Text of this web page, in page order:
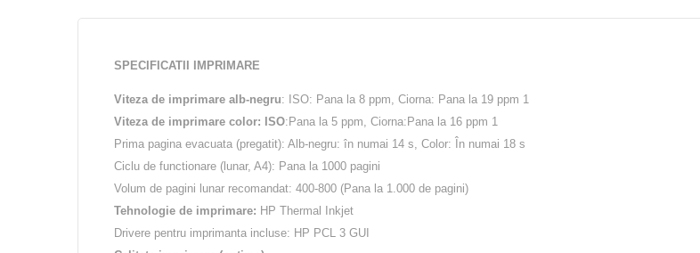
SPECIFICATII IMPRIMARE
Viteza de imprimare alb-negru: ISO: Pana la 8 ppm, Ciorna: Pana la 19 ppm 1
Viteza de imprimare color: ISO:Pana la 5 ppm, Ciorna:Pana la 16 ppm 1
Prima pagina evacuata (pregatit): Alb-negru: în numai 14 s, Color: În numai 18 s
Ciclu de functionare (lunar, A4): Pana la 1000 pagini
Volum de pagini lunar recomandat: 400-800 (Pana la 1.000 de pagini)
Tehnologie de imprimare: HP Thermal Inkjet
Drivere pentru imprimanta incluse: HP PCL 3 GUI